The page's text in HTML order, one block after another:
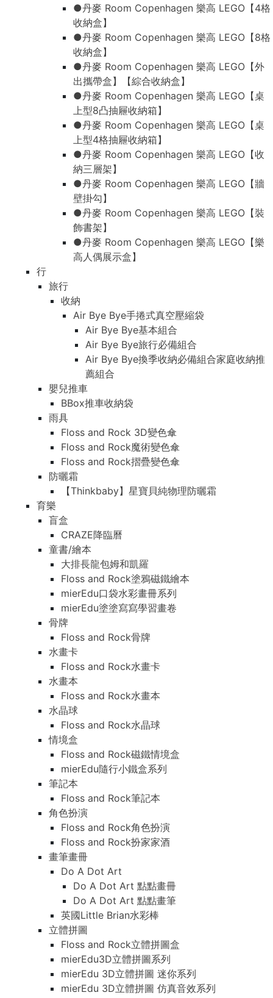
●丹麥 Room Copenhagen 樂高 LEGO【4格
收納盒】
●丹麥 Room Copenhagen 樂高 LEGO【8格
收納盒】
●丹麥 Room Copenhagen 樂高 LEGO【外
出攜帶盒】【綜合收納盒】
●丹麥 Room Copenhagen 樂高 LEGO【桌
上型8凸抽屜收納箱】
●丹麥 Room Copenhagen 樂高 LEGO【桌
上型4格抽屜收納箱】
●丹麥 Room Copenhagen 樂高 LEGO【收
納三層架】
●丹麥 Room Copenhagen 樂高 LEGO【牆
壁掛勾】
●丹麥 Room Copenhagen 樂高 LEGO【裝
飾書架】
●丹麥 Room Copenhagen 樂高 LEGO【樂
高人偶展示盒】
行
旅行
收納
Air Bye Bye手捲式真空壓縮袋
Air Bye Bye基本組合
Air Bye Bye旅行必備組合
Air Bye Bye換季收納必備組合家庭收納推
薦組合
嬰兒推車
BBox推車收納袋
雨具
Floss and Rock 3D變色傘
Floss and Rock魔術變色傘
Floss and Rock摺疊變色傘
防曬霜
【Thinkbaby】星寶貝純物理防曬霜
育樂
盲盒
CRAZE降臨曆
童書/繪本
大排長龍包姆和凱羅
Floss and Rock塗鴉磁鐵繪本
mierEdu口袋水彩畫冊系列
mierEdu塗塗寫寫學習畫卷
骨牌
Floss and Rock骨牌
水畫卡
Floss and Rock水畫卡
水畫本
Floss and Rock水畫本
水晶球
Floss and Rock水晶球
情境盒
Floss and Rock磁鐵情境盒
mierEdu隨行小鐵盒系列
筆記本
Floss and Rock筆記本
角色扮演
Floss and Rock角色扮演
Floss and Rock扮家家酒
畫筆畫冊
Do A Dot Art
Do A Dot Art 點點畫冊
Do A Dot Art 點點畫筆
英國Little Brian水彩棒
立體拼圖
Floss and Rock立體拼圖盒
mierEdu3D立體拼圖系列
mierEdu 3D立體拼圖 迷你系列
mierEdu 3D立體拼圖 仿真音效系列